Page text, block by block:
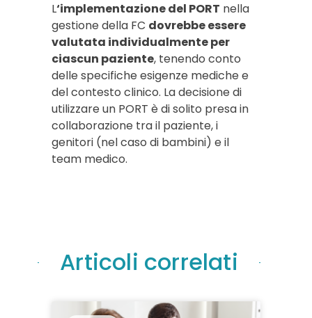
L‘implementazione del PORT nella
gestione della FC dovrebbe essere
valutata individualmente per
ciascun paziente, tenendo conto
delle specifiche esigenze mediche e
del contesto clinico. La decisione di
utilizzare un PORT è di solito presa in
collaborazione tra il paziente, i
genitori (nel caso di bambini) e il
team medico.
Articoli correlati